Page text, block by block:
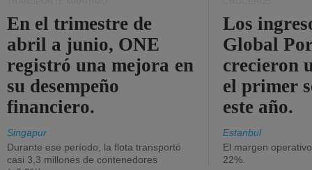
En el trimestre de
abril a junio, ONE
registró una mejora en
su desempeño
financiero.
Singapur
Durante ese período, la flota transportó
casi 3,3 millones de contenedores
Los
Global
crecieron
el primer
este año.
Estanbul
El margen
22%.